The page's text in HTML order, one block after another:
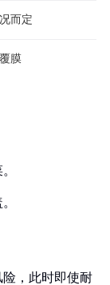
而定
膜
，此时即使耐